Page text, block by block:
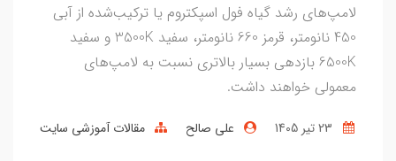
لامپ‌های رشد گیاه فول اسپکتروم یا ترکیب‌شده از آبی
450 نانومتر، قرمز 660 نانومتر، سفید 3500K و سفید
6500K بازدهی بسیار بالاتری نسبت به لامپ‌های
معمولی خواهند داشت.
علی صالح مقالات آموزشی سایت